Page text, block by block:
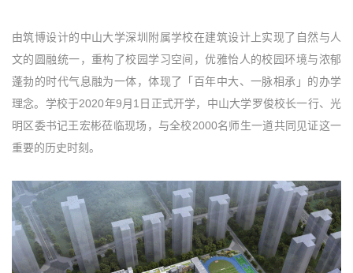
由筑博设计的中山大学深圳附属学校在建筑设计上实现了自然与人
文的圆融统一，重构了校园学习空间，优雅怡人的校园环境与浓郁
蓬勃的时代气息融为一体，体现了「百年中大、一脉相承」的办学
理念。学校于2020年9月1日正式开学，中山大学罗俊校长一行、光
明区委书记王宏彬莅临现场，与全校2000名师生一道共同见证这一
重要的历史时刻。